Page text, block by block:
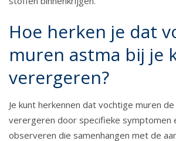
Hoe herken je dat
muren astma bij je
verergeren?
Je kunt herkennen dat vochtige muren
verergeren door specifieke symptomen
observeren die samenhangen met de